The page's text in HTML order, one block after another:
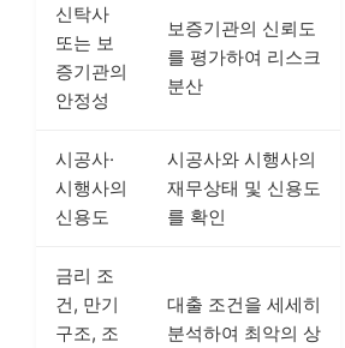
신탁사
또는 보
증기관의
안정성
보증기관의 신뢰도
를 평가하여 리스크
분산
시공사·
시행사의
신용도
시공사와 시행사의
재무상태 및 신용도
를 확인
금리 조
건, 만기
구조, 조
대출 조건을 세세히
분석하여 최악의 상